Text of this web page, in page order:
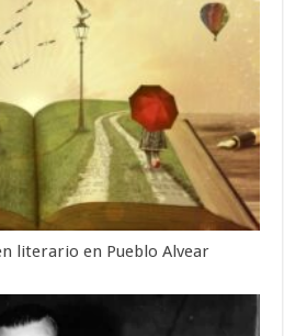
literario en Pueblo Alvear